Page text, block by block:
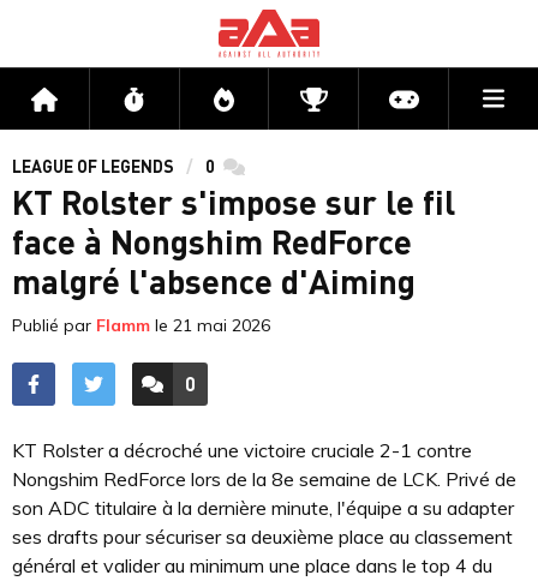
Accueil Flux Directs CompétitionsActu jeux
LEAGUE OF LEGENDS 0 commentaires
KT Rolster s'impose sur le fil
face à Nongshim RedForce
malgré l'absence d'Aiming
Publié par Flamm le 21 mai 2026
ACCÉDER AUX
0
COMMENTAIRES
KT Rolster a décroché une victoire cruciale 2-1 contre
Nongshim RedForce lors de la 8e semaine de LCK. Privé de
son ADC titulaire à la dernière minute, l'équipe a su adapter
ses drafts pour sécuriser sa deuxième place au classement
général et valider au minimum une place dans le top 4 du